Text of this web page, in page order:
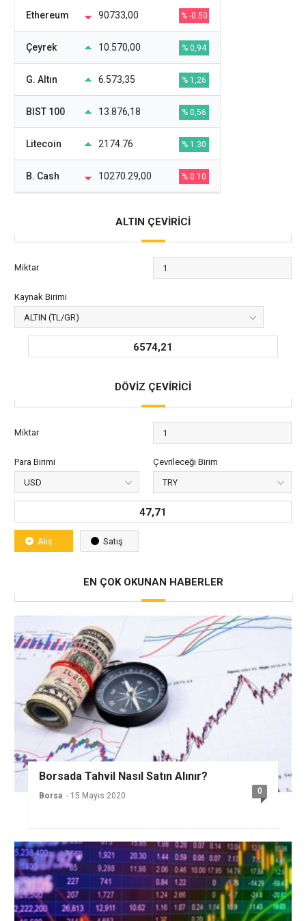
Ethereum 90733,00 % -0.50
Çeyrek 10.570,00 % 0,94
G. Altın 6.573,35 % 1,26
BIST 100 13.876,18 % 0,56
Litecoin 2174.76 % 1.30
B. Cash 10270.29,00 % 0.10
ALTIN ÇEVİRİCİ
Miktar
Kaynak Birimi
6574,21
DÖVİZ ÇEVİRİCİ
Miktar
Para Birimi Çevrileceği Birim
47,71
Alış Satış
EN ÇOK OKUNAN HABERLER
Borsada Tahvil Nasıl Satın Alınır?
Borsa - 15 Mayıs 2020 0